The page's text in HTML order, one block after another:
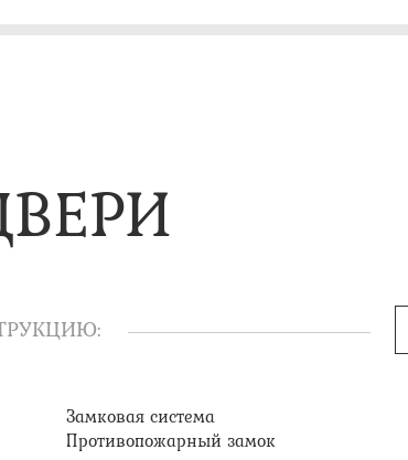
Замковая система
Противопожарный замок